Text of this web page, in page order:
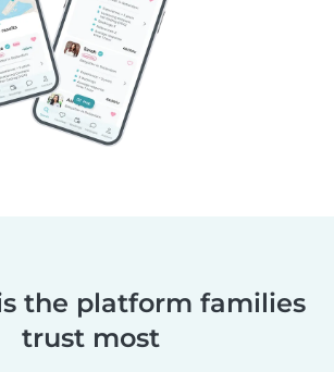
the platform families
trust most